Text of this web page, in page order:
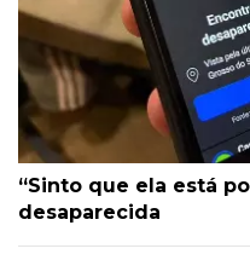
“Sinto que ela está
desaparecida